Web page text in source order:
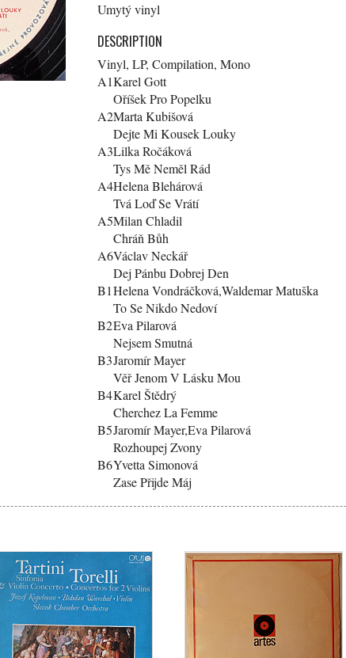
Umytý vinyl
DESCRIPTION
Vinyl, LP, Compilation, Mono
A1Karel Gott
Oříšek Pro Popelku
A2Marta Kubišová
Dejte Mi Kousek Louky
A3Lilka Ročáková
Tys Mě Neměl Rád
A4Helena Blehárová
Tvá Loď Se Vrátí
A5Milan Chladil
Chráň Bůh
A6Václav Neckář
Dej Pánbu Dobrej Den
B1Helena Vondráčková,Waldemar Matuška
To Se Nikdo Nedoví
B2Eva Pilarová
Nejsem Smutná
B3Jaromír Mayer
Věř Jenom V Lásku Mou
B4Karel Štědrý
Cherchez La Femme
B5Jaromír Mayer,Eva Pilarová
Rozhoupej Zvony
B6Yvetta Simonová
Zase Přijde Máj